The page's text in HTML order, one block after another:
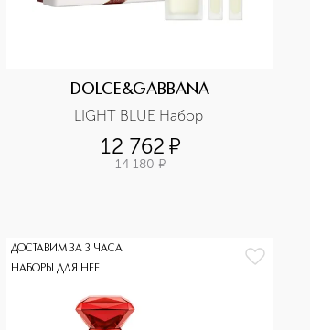
DOLCE&GABBANA
LIGHT BLUE Набор
12 762 ¤
14 180 ¤
ДОСТАВИМ ЗА 3 ЧАСА
НАБОРЫ ДЛЯ НЕЕ